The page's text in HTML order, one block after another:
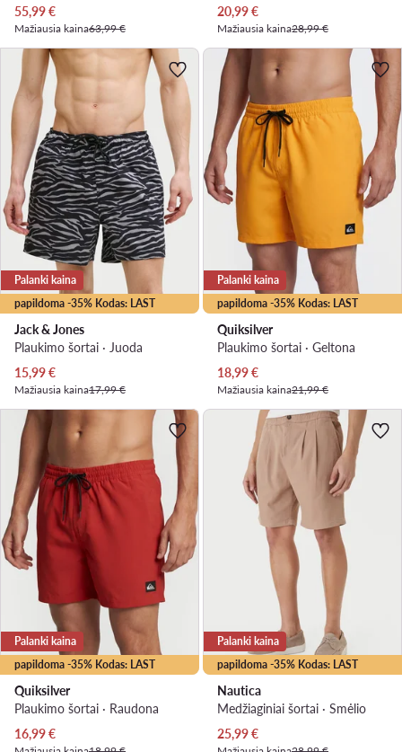
Dabartinė kaina
55,99€
Mažiausia kaina63,99 €
Dabartinė kaina
20,99€
Mažiausia kaina28,99 €
papildoma -35% Kodas: LAST
Palanki kaina
Jack & Jones
Plaukimo šortai · Juoda
Dabartinė kaina
15,99€
Mažiausia kaina17,99 €
papildoma -35% Kodas: LAST
Palanki kaina
Quiksilver
Plaukimo šortai · Geltona
Dabartinė kaina
18,99€
Mažiausia kaina21,99 €
papildoma -35% Kodas: LAST
Palanki kaina
Quiksilver
Plaukimo šortai · Raudona
Dabartinė kaina
16,99€
papildoma -35% Kodas: LAST
Palanki kaina
Nautica
Medžiaginiai šortai · Smėlio
Dabartinė kaina
25,99€